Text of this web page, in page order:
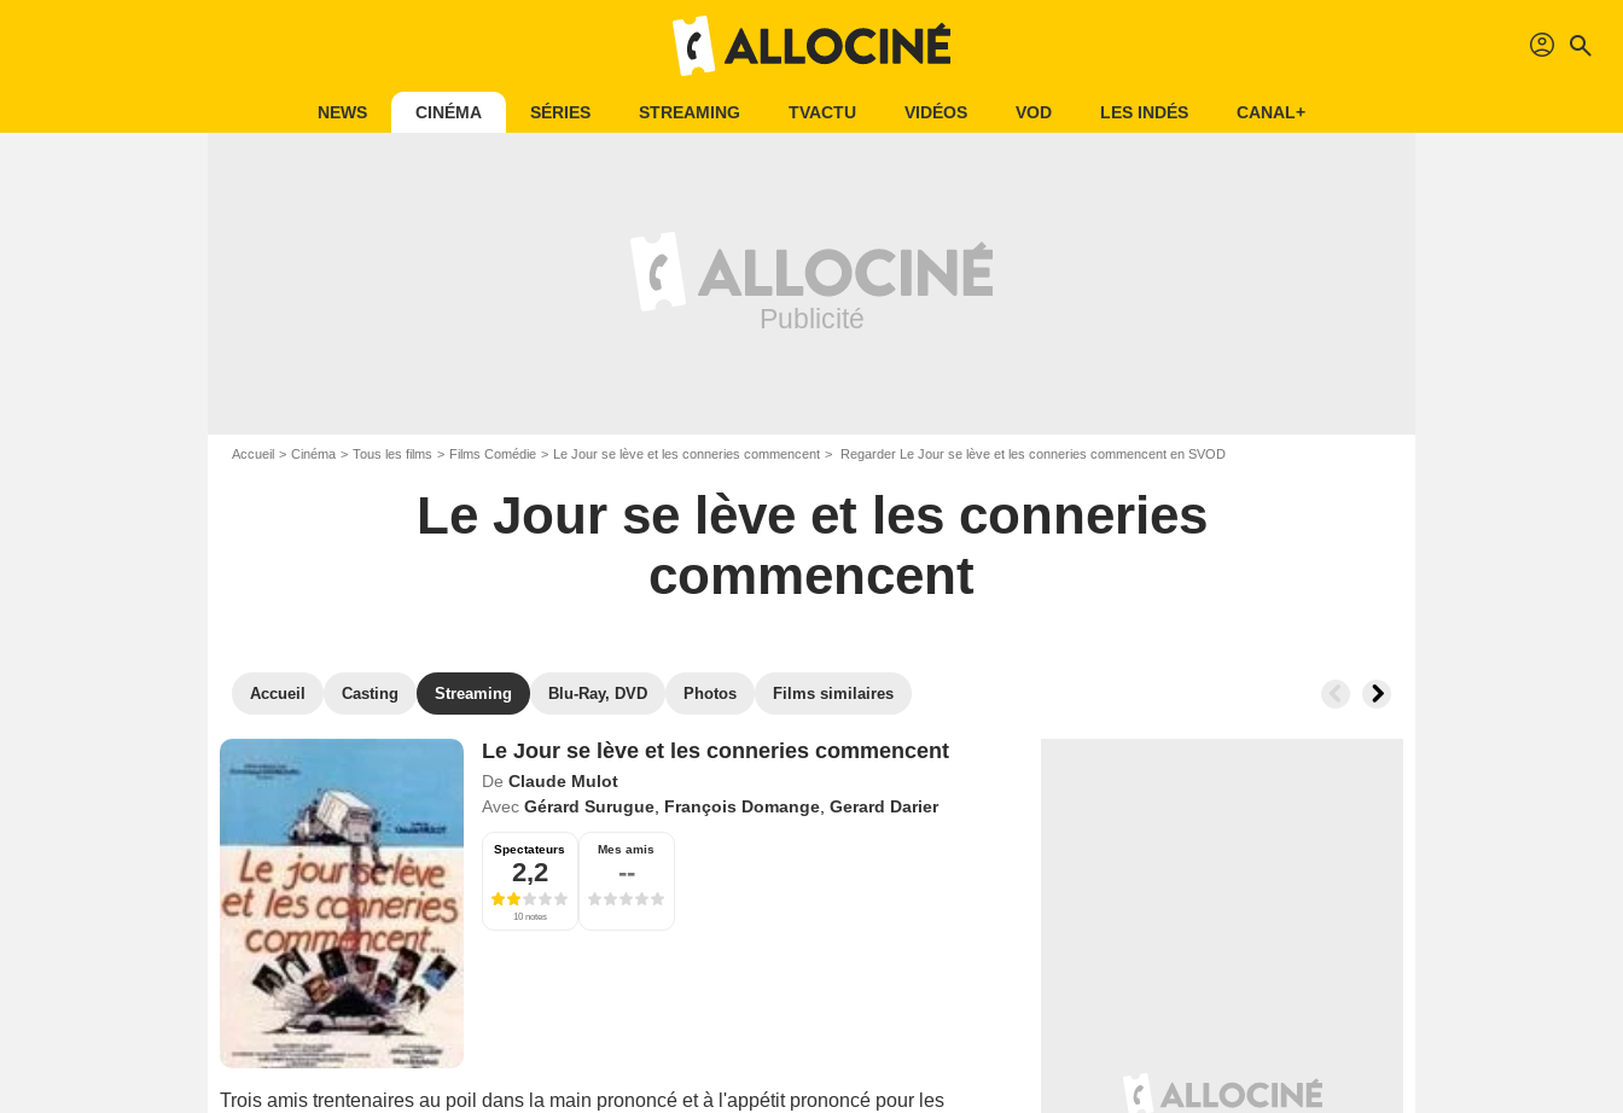
profil search
NEWS CINÉMA SÉRIES STREAMING TVACTU VIDÉOS VOD LES INDÉS CANAL+
Accueil Cinéma Tous les films Films Comédie Le Jour se lève et les conneries commencent Regarder Le Jour se lève et les conneries commencent en SVOD
Le Jour se lève et les conneries
commencent
Accueil Casting Streaming Blu-Ray, DVD Photos Films similaires
Le Jour se lève et les conneries commencent
De Claude Mulot
Avec Gérard Surugue, François Domange, Gerard Darier
Spectateurs
2,2
10 notes
Mes amis
--
Trois amis trentenaires au poil dans la main prononcé et à l'appétit prononcé pour les